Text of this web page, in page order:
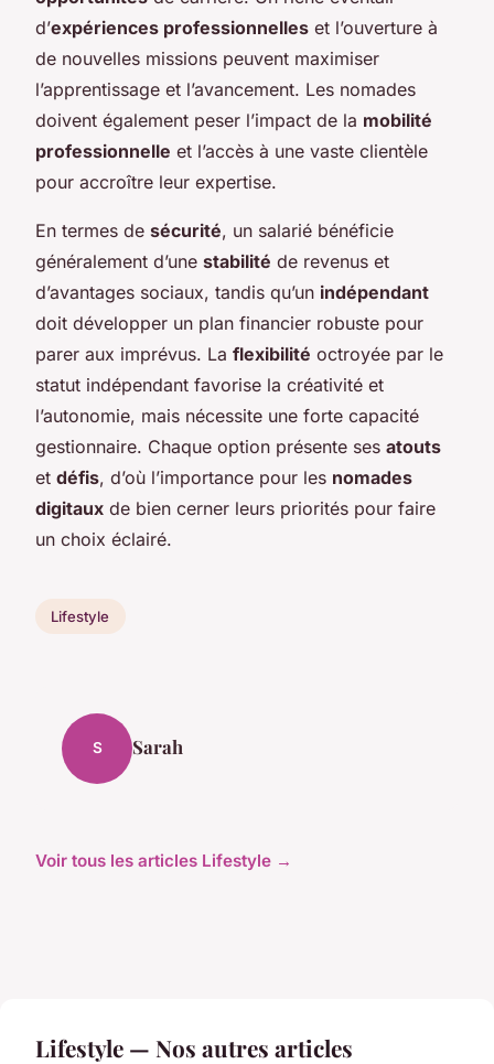
d’expériences professionnelles et l’ouverture à
de nouvelles missions peuvent maximiser
l’apprentissage et l’avancement. Les nomades
doivent également peser l’impact de la mobilité
professionnelle et l’accès à une vaste clientèle
pour accroître leur expertise.
En termes de sécurité, un salarié bénéficie
généralement d’une stabilité de revenus et
d’avantages sociaux, tandis qu’un indépendant
doit développer un plan financier robuste pour
parer aux imprévus. La flexibilité octroyée par le
statut indépendant favorise la créativité et
l’autonomie, mais nécessite une forte capacité
gestionnaire. Chaque option présente ses atouts
et défis, d’où l’importance pour les nomades
digitaux de bien cerner leurs priorités pour faire
un choix éclairé.
Lifestyle
S Sarah
Voir tous les articles Lifestyle →
Lifestyle — Nos autres articles